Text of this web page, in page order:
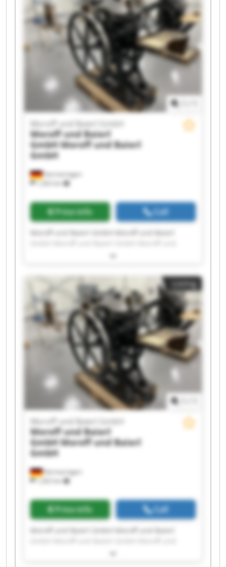
Hermaringen
1,202 km
Moroff und Baierl GmbH
Moroff und Baierl
GmbHMoroff und Baierl
GmbH
Price info Call
Moroff und Baierl GmbH Moroff und Baierl
Baierl GmbH Moroff und Baierl GmbH Moroff
Moroff und Baierl GmbH Moroff und Baierl
GmbH Moroff und Baierl GmbH Moroff und
Baierl GmbH Moroff und Baierl GmbH Moroff
und Baierl GmbH Moroff und Baierl GmbH
Moroff und Baierl GmbH Moroff und Baierl
GmbH Moroff und Baierl GmbH Moroff und
Baierl GmbH Moroff und Baierl GmbH Moroff
und Baierl GmbH
Listing
Hermaringen
1,202 km
Moroff und Baierl GmbH
Moroff und Baierl
GmbHMoroff und Baierl
GmbH
Price info Call
Moroff und Baierl GmbH Moroff und Baierl
Baierl GmbH Moroff und Baierl GmbH Moroff